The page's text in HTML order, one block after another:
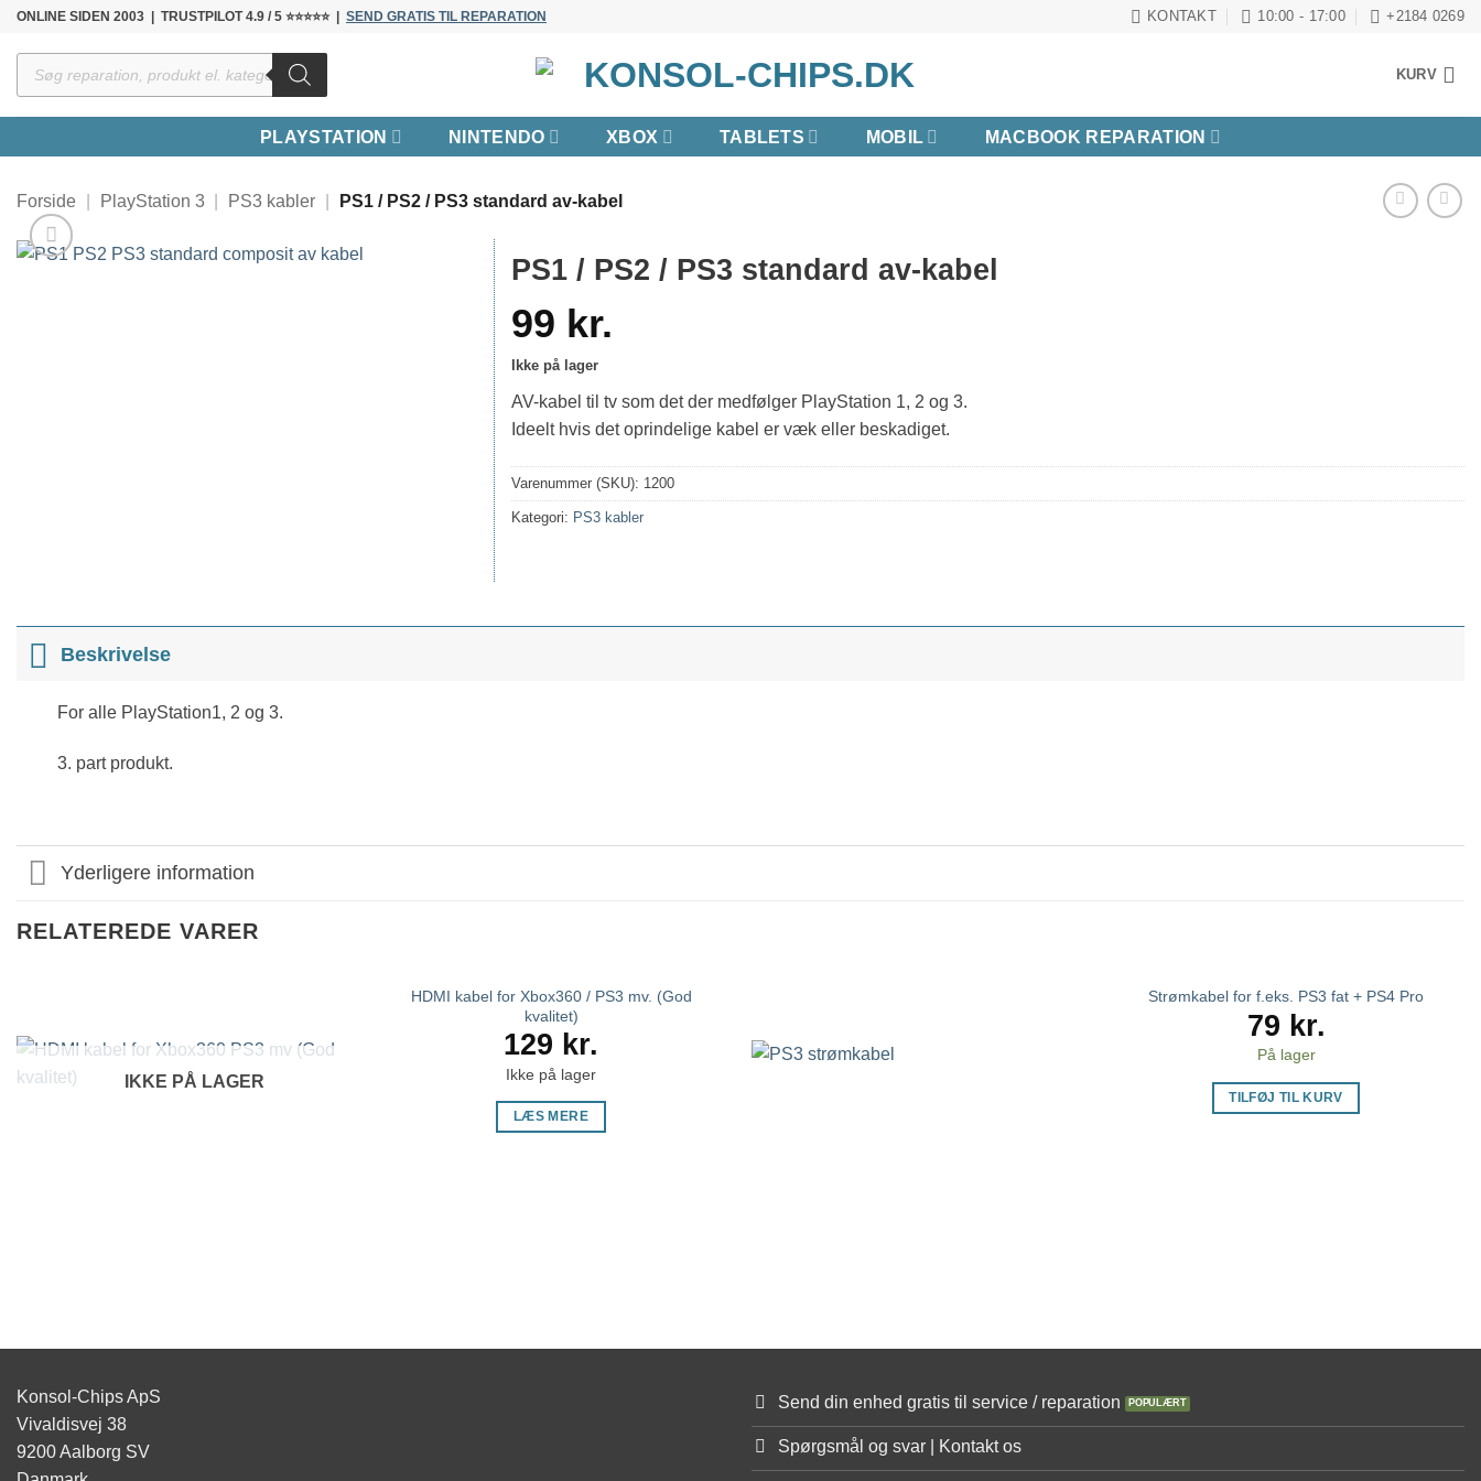
Fortsæt
indhold
ONLINE SIDEN 2003 | TRUSTPILOT 4.9 / 5 ⭐⭐⭐⭐⭐ | SEND GRATIS TIL REPARATION KONTAKT 10:00 - 17:00 +2184 0269
Products
search
KURV
PLAYSTATION NINTENDO XBOX TABLETS MOBIL MACBOOK REPARATION
Forside PlayStation 3 PS3 kabler PS1 / PS2 / PS3 standard av-kabel
PS1 / PS2 / PS3 standard av-kabel
99 kr.
Ikke på lager
AV-kabel til tv som det der medfølger PlayStation 1, 2 og 3.
Ideelt hvis det oprindelige kabel er væk eller beskadiget.
Varenummer (SKU): 1200
Kategori: PS3 kabler
Beskrivelse
For alle PlayStation1, 2 og 3.
3. part produkt.
Yderligere information
RELATEREDE VARER
IKKE PÅ LAGER
HDMI kabel for Xbox360 / PS3 mv. (God
kvalitet)
129 kr.
Ikke på lager
LÆS MERE
Strømkabel for f.eks. PS3 fat + PS4 Pro
79 kr.
På lager
TILFØJ TIL KURV
Konsol-Chips ApS
Vivaldisvej 38
9200 Aalborg SV
Send din enhed gratis til service / reparation
Spørgsmål og svar | Kontakt os